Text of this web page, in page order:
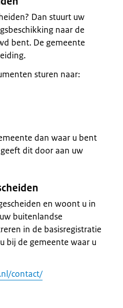
Dan stuurt uw
naar de
bent. De gemeente
sturen naar:
dan waar u bent
dit door aan uw
en woont u in
buitenlandse
in de basisregistratie
bij de gemeente waar u
contact/